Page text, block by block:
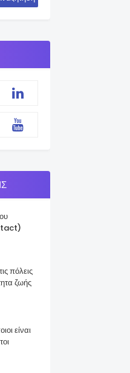
πόλεις
ζωής
είναι